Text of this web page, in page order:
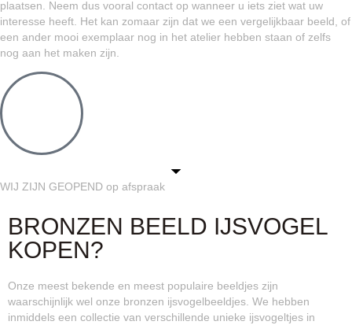
plaatsen. Neem dus vooral contact op wanneer u iets ziet wat uw
interesse heeft. Het kan zomaar zijn dat we een vergelijkbaar beeld, of
een ander mooi exemplaar nog in het atelier hebben staan of zelfs
nog aan het maken zijn.
WIJ ZIJN GEOPEND op afspraak
BRONZEN BEELD IJSVOGEL
KOPEN?
Onze meest bekende en meest populaire beeldjes zijn
waarschijnlijk wel onze bronzen ijsvogelbeeldjes. We hebben
inmiddels een collectie van verschillende unieke ijsvogeltjes in